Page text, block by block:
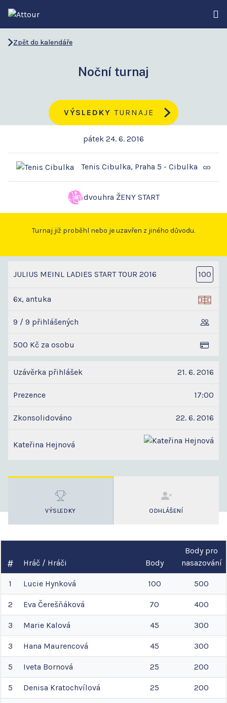
Zpět do kalendáře
Noční turnaj
VÝSLEDKY TURNAJE
pátek 24. 6. 2016
Tenis Cibulka, Praha 5 - Cibulka
dvouhra ŽENY START
Turnaj již proběhl nebo je uzavřen z jiného důvodu.
JULIUS MEINL LADIES START TOUR 2016 100
6x, antuka
9 / 9 přihlášených
500 Kč za osobu
Uzávěrka přihlášek 21. 6. 2016
Prezence 17:00
Zkonsolidováno 22. 6. 2016
Kateřina Hejnová
VÝSLEDKY ODHLÁŠENÍ
Hráč / Hráči Body
Body pro
nasazování
1 Lucie Hynková 100 500
2 Eva Čerešňáková 70 400
3 Marie Kalová 45 300
3 Hana Maurencová 45 300
5 Iveta Bornová 25 200
5 Denisa Kratochvílová 25 200